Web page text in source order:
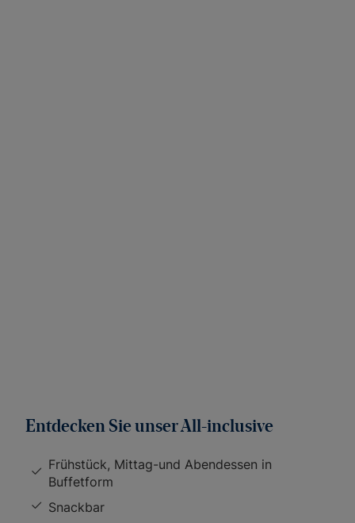
Entdecken Sie unser All-inclusive
Frühstück, Mittag-und Abendessen in
Buffetform
Snackbar